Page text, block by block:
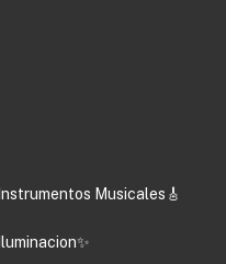
Instrumentos Musicales🎸
Iluminacion✨